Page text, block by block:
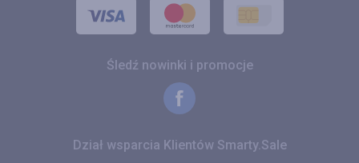
Śledź nowinki i promocje
Dział wsparcia Klientów Smarty.Sale